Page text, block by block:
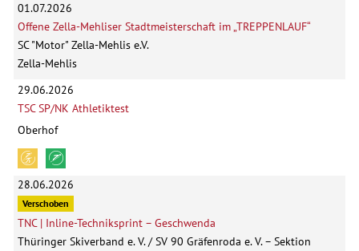
01.07.2026
Offene Zella-Mehliser Stadtmeisterschaft im „TREPPENLAUF“
SC "Motor" Zella-Mehlis e.V.
Zella-Mehlis
29.06.2026
TSC SP/NK Athletiktest
Oberhof
28.06.2026
Verschoben
TNC | Inline-Techniksprint – Geschwenda
Thüringer Skiverband e. V. / SV 90 Gräfenroda e. V. – Sektion